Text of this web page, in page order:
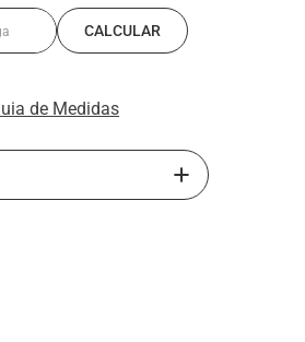
de Medidas
conforto e segurança ao
couro. Perfeito para homens